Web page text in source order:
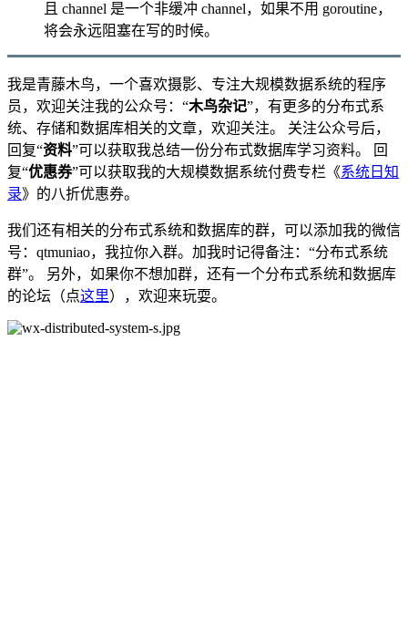
且 channel 是一个非缓冲 channel，如果不用 goroutine，
将会永远阻塞在写的时候。
我是青藤木鸟，一个喜欢摄影、专注大规模数据系统的程序
员，欢迎关注我的公众号：“木鸟杂记”，有更多的分布式系
统、存储和数据库相关的文章，欢迎关注。 关注公众号后，
回复“资料”可以获取我总结一份分布式数据库学习资料。 回
复“优惠券”可以获取我的大规模数据系统付费专栏《系统日知
录》的八折优惠券。
我们还有相关的分布式系统和数据库的群，可以添加我的微信
号：qtmuniao，我拉你入群。加我时记得备注：“分布式系统
群”。 另外，如果你不想加群，还有一个分布式系统和数据库
的论坛（点这里），欢迎来玩耍。